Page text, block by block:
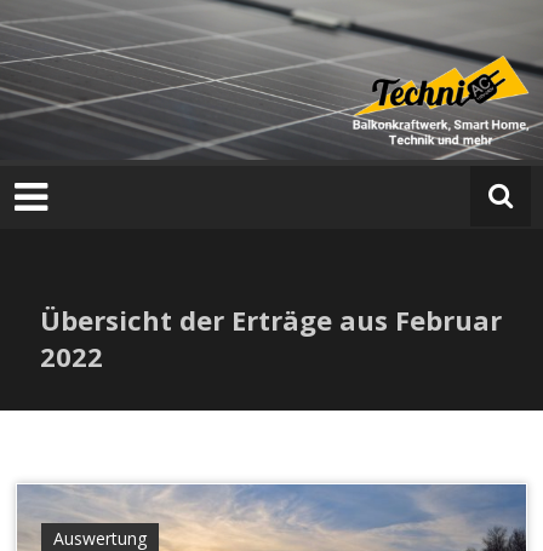
T
e
a
c
Übersicht der Erträge aus Februar
2022
Auswertung